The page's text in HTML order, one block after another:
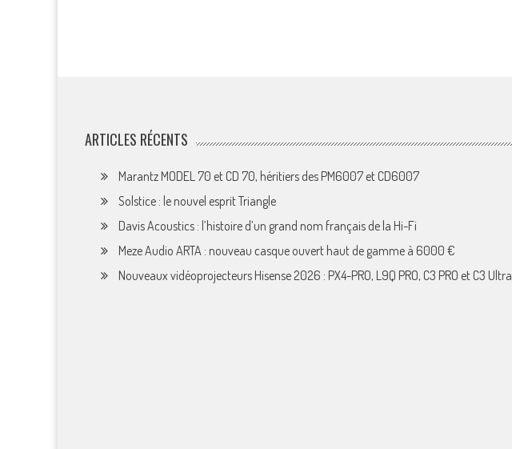
ARTICLES RÉCENTS
Marantz MODEL 70 et CD 70, héritiers des PM6007 et CD6007
Solstice : le nouvel esprit Triangle
Davis Acoustics : l’histoire d’un grand nom français de la Hi-Fi
Meze Audio ARTA : nouveau casque ouvert haut de gamme à 6000 €
Nouveaux vidéoprojecteurs Hisense 2026 : PX4-PRO, L9Q PRO, C3 PRO et C3 Ultra